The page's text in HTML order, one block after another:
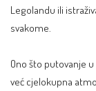
Legolandu ili
svakome.
Ono što putovanje
već cjelokupna